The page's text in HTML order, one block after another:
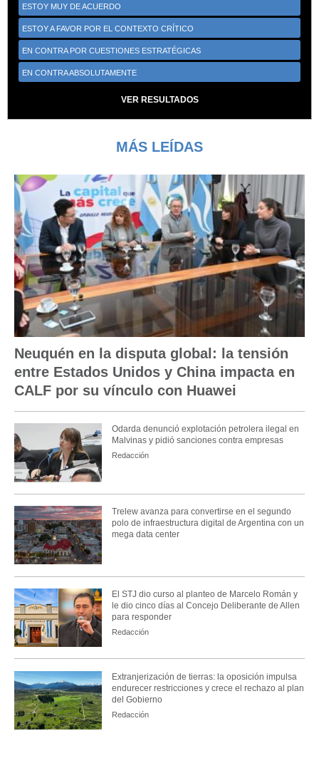
ESTOY MUY DE ACUERDO
ESTOY A FAVOR POR EL CONTEXTO CRÍTICO
EN CONTRA POR CUESTIONES ESTRATÉGICAS
EN CONTRA ABSOLUTAMENTE
VER RESULTADOS
MÁS LEÍDAS
Neuquén en la disputa global: la tensión
entre Estados Unidos y China impacta en
CALF por su vínculo con Huawei
Odarda denunció explotación petrolera ilegal en
Malvinas y pidió sanciones contra empresas
Redacción
Trelew avanza para convertirse en el segundo
polo de infraestructura digital de Argentina con un
mega data center
El STJ dio curso al planteo de Marcelo Román y
le dio cinco días al Concejo Deliberante de Allen
para responder
Redacción
Extranjerización de tierras: la oposición impulsa
endurecer restricciones y crece el rechazo al plan
del Gobierno
Redacción